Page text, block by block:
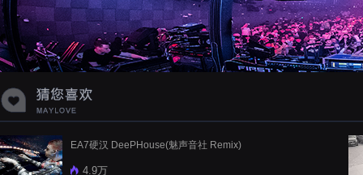
EA7硬汉 DeePHouse(魅声音社 Remix)
4.9万